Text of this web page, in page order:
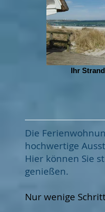
Ihr
Die
hochwertige
Hier können Sie
genießen.
Nur wenige